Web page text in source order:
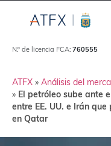
N.º de licencia FCA: 760555
ATFX » Análisis del
» El petróleo sube ante
entre EE. UU. e Irán
en Qatar